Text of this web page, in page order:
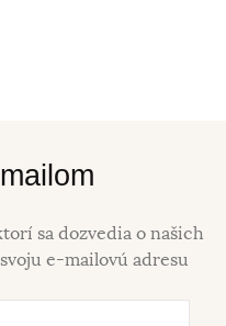
sa dozvedia o našich
e-mailovú adresu